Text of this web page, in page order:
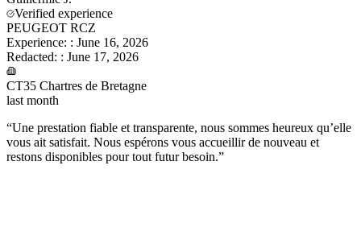
Verified experience
PEUGEOT RCZ
Experience: : June 16, 2026
Redacted: : June 17, 2026
CT35 Chartres de Bretagne
last month
“Une prestation fiable et transparente, nous sommes heureux qu’elle
vous ait satisfait. Nous espérons vous accueillir de nouveau et
restons disponibles pour tout futur besoin.”